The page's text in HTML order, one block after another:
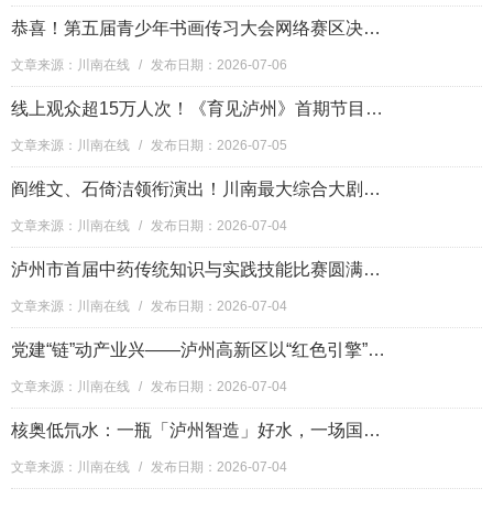
恭喜！第五届青少年书画传习大会网络赛区决赛在泸县收官，这些选手获奖
文章来源：川南在线 / 发布日期：2026-07-06
线上观众超15万人次！《育见泸州》首期节目解锁泸州萌娃成长新密码！
文章来源：川南在线 / 发布日期：2026-07-05
阎维文、石倚洁领衔演出！川南最大综合大剧院落地泸州
文章来源：川南在线 / 发布日期：2026-07-04
泸州市首届中药传统知识与实践技能比赛圆满落幕
文章来源：川南在线 / 发布日期：2026-07-04
党建“链”动产业兴——泸州高新区以“红色引擎”驱动高质量发展纪实
文章来源：川南在线 / 发布日期：2026-07-04
核奥低氘水：一瓶「泸州智造」好水，一场国家级品牌跃升之路
文章来源：川南在线 / 发布日期：2026-07-04